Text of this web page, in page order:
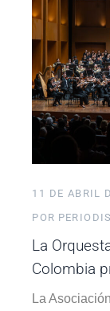
11 DE ABRIL
POR
La
Colombia
La